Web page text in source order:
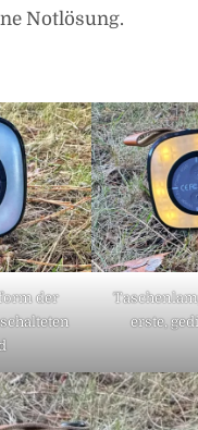
Notlösung.
der
erste,